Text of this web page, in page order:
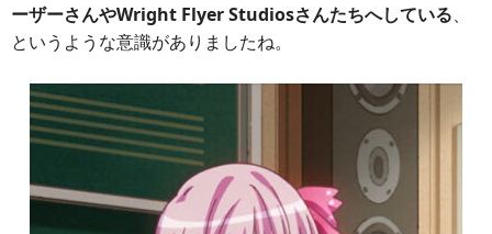
ーザーさんやWright Flyer Studiosさんたちへしている、
というような意識がありましたね。